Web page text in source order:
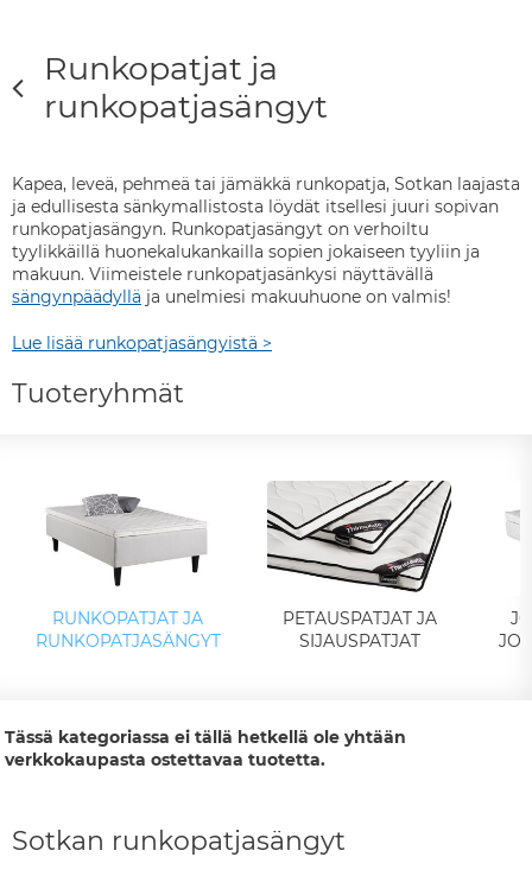
Runkopatjat ja
runkopatjasängyt
Kapea, leveä, pehmeä tai jämäkkä runkopatja, Sotkan laajasta
ja edullisesta sänkymallistosta löydät itsellesi juuri sopivan
runkopatjasängyn. Runkopatjasängyt on verhoiltu
tyylikkäillä huonekalukankailla sopien jokaiseen tyyliin ja
makuun. Viimeistele runkopatjasänkysi näyttävällä
sängynpäädyllä ja unelmiesi makuuhuone on valmis!
Lue lisää runkopatjasängyistä >
Tuoteryhmät
RUNKOPATJAT JA
RUNKOPATJASÄNGYT
PETAUSPATJAT JA
SIJAUSPATJAT
Tässä kategoriassa ei tällä hetkellä ole yhtään
verkkokaupasta ostettavaa tuotetta.
Sotkan runkopatjasängyt